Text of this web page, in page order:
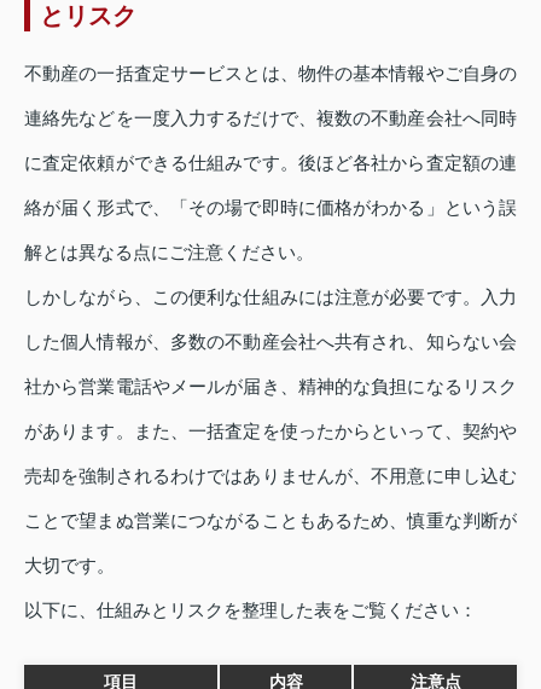
とリスク
不動産の一括査定サービスとは、物件の基本情報やご自身の
連絡先などを一度入力するだけで、複数の不動産会社へ同時
に査定依頼ができる仕組みです。後ほど各社から査定額の連
絡が届く形式で、「その場で即時に価格がわかる」という誤
解とは異なる点にご注意ください。
しかしながら、この便利な仕組みには注意が必要です。入力
した個人情報が、多数の不動産会社へ共有され、知らない会
社から営業電話やメールが届き、精神的な負担になるリスク
があります。また、一括査定を使ったからといって、契約や
売却を強制されるわけではありませんが、不用意に申し込む
ことで望まぬ営業につながることもあるため、慎重な判断が
大切です。
以下に、仕組みとリスクを整理した表をご覧ください：
項目 内容 注意点